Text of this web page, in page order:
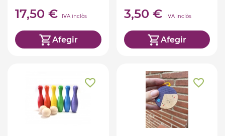
17,50 € IVA inclòs
Afegir
3,50 € IVA inclòs
Afegir